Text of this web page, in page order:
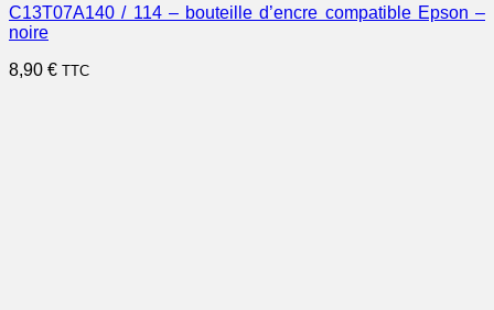
C13T07A140 / 114 – bouteille d’encre compatible Epson –
noire
8,90 € TTC